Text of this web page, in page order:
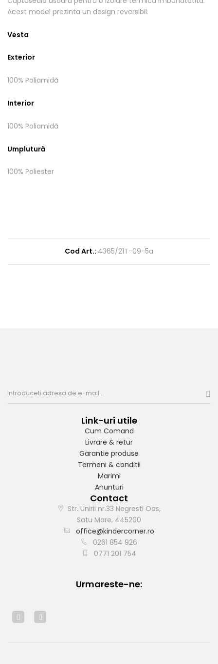
Acest model prezinta un design reversibil.
Vesta
Exterior
100% Poliamidă
Interior
100% Poliamidă
Umplutură
100% Poliester
Cod Art.: 4365/21T-09-5a
Link-uri utile
Cum Comand
Livrare & retur
Garantie produse
Termeni & conditii
Marimi
Anunturi
Contact
Str. Unirii nr.33 Negresti Oas,
Satu Mare, 445200
office@kindercorner.ro
0261 854 926
0771 201 754
Urmareste-ne: